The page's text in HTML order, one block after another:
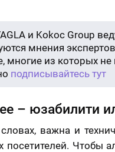
и Kokoc Group
мнения
многие из которых не
подписывайтесь тут
– юзабилити
важна и
посетителей. Чтобы